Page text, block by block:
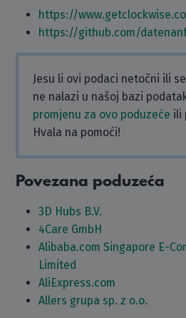
https://
https://github.com/
Jesu li ovi podaci netočni ili
ne nalazi u našoj bazi
promjenu za ovo poduzeće ili
Hvala na pomoći!
Povezana poduzeća
3D Hubs B.V.
4Care GmbH
Alibaba.com Singapore E-
Limited
AliExpress.com
Allers grupa sp. z o.o.